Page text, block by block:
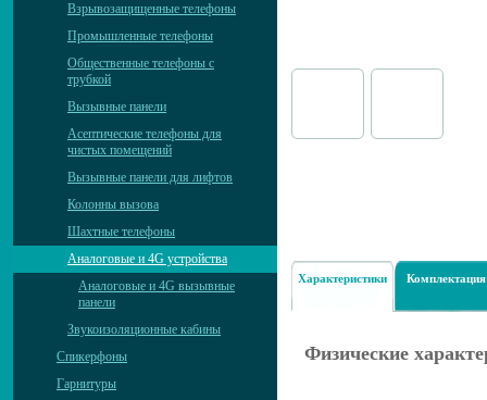
Взрывозащищенные телефоны
Промышленные телефоны
Общественные телефоны с
трубкой
Вызывные панели
Асептические телефоны для
чистых помещений
Вызывные панели для лифтов
Колонны вызова
Шахтные телефоны
Аналоговые и 4G устройства
Аналоговые и 4G вызывные
панели
Звукоизоляционные кабины
Спикерфоны
Гарнитуры
Характеристики Комплектация
Физические